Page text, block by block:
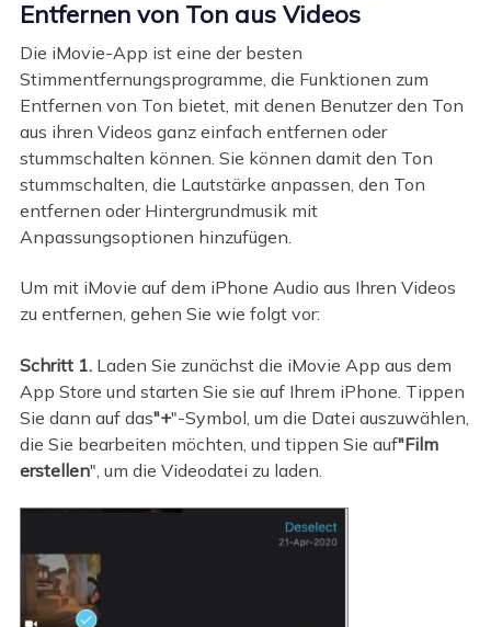
Entfernen von Ton aus Videos
Die iMovie-App ist eine der besten
Stimmentfernungsprogramme, die Funktionen zum
Entfernen von Ton bietet, mit denen Benutzer den Ton
aus ihren Videos ganz einfach entfernen oder
stummschalten können. Sie können damit den Ton
stummschalten, die Lautstärke anpassen, den Ton
entfernen oder Hintergrundmusik mit
Anpassungsoptionen hinzufügen.
Um mit iMovie auf dem iPhone Audio aus Ihren Videos
zu entfernen, gehen Sie wie folgt vor:
Schritt 1.Laden Sie zunächst die iMovie App aus dem
App Store und starten Sie sie auf Ihrem iPhone. Tippen
Sie dann auf das"+"-Symbol, um die Datei auszuwählen,
die Sie bearbeiten möchten, und tippen Sie auf"Film
erstellen", um die Videodatei zu laden.